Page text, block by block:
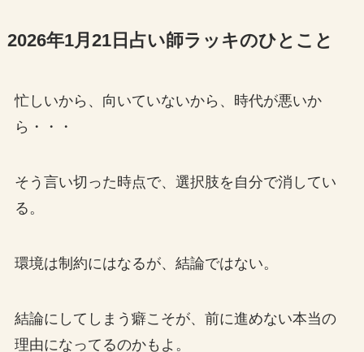
2026年1月21日占い師ラッキのひとこと
忙しいから、向いていないから、時代が悪いか
ら・・・
そう言い切った時点で、選択肢を自分で消してい
る。
環境は制約にはなるが、結論ではない。
結論にしてしまう癖こそが、前に進めない本当の
理由になってるのかもよ。